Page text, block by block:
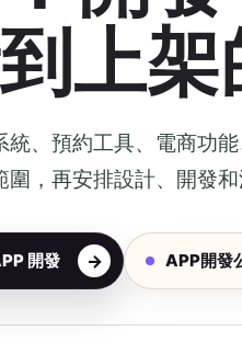
上
統、預約工具、電商功
圍，再安排設計、開發和
開發 APP開發